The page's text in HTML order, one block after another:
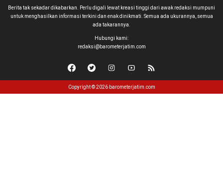
Berita tak sekadar dikabarkan. Perlu digali lewat kreasi tinggi dari awak redaksi mumpuni
untuk menghasilkan informasi terkini dan enak dinikmati. Semua ada ukurannya, semua
ada takarannya.
Hubungi kami:
redaksi@barometerjatim.com
Copyright © 2026 barometerjatim.com